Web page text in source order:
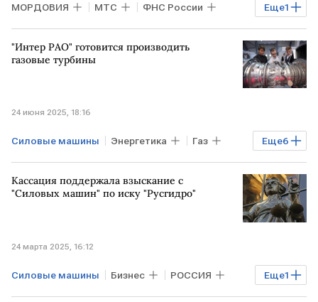
Еще1
МОРДОВИЯ МТС ФНС России
Газпромбанк
"Интер РАО" готовится производить
газовые турбины
24 июня 2025, 18:16
Еще6
Силовые машины Энергетика Газ
Бизнес РФ МОСКВА
Михаил Мишустин Интер РАО
Кассация поддержала взыскание с
"Силовых машин" по иску "Русгидро"
24 марта 2025, 16:12
Еще1
Силовые машины Бизнес РОССИЯ